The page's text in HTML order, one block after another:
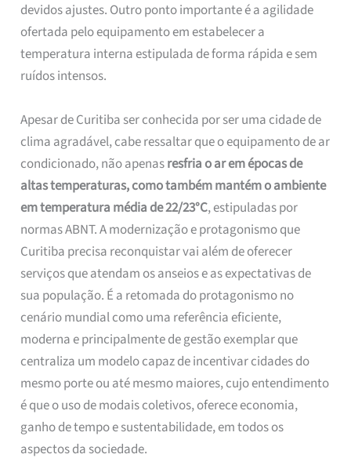
devidos ajustes. Outro ponto importante é a agilidade
ofertada pelo equipamento em estabelecer a
temperatura interna estipulada de forma rápida e sem
ruídos intensos.
Apesar de Curitiba ser conhecida por ser uma cidade de
clima agradável, cabe ressaltar que o equipamento de ar
condicionado, não apenasresfria o ar em épocas de
altas temperaturas,como também mantém o ambiente
em temperatura média de 22/23°C, estipuladas por
normas ABNT. A modernização e protagonismo que
Curitiba precisa reconquistar vai além de oferecer
serviços que atendam os anseios e as expectativas de
sua população. É a retomada do protagonismo no
cenário mundial como uma referência eficiente,
moderna e principalmente de gestão exemplar que
centraliza um modelo capaz de incentivar cidades do
mesmo porte ou até mesmo maiores, cujo entendimento
é que o uso de modais coletivos, oferece economia,
ganho de tempo e sustentabilidade, em todos os
aspectos da sociedade.